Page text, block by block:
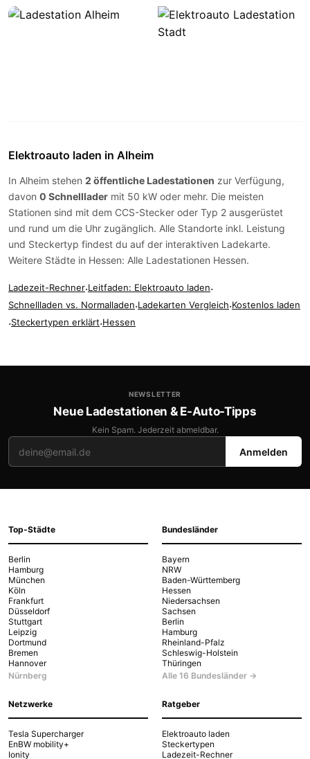
Elektroauto laden in Alheim
In Alheim stehen 2 öffentliche Ladestationen zur Verfügung,
davon 0 Schnelllader mit 50 kW oder mehr. Die meisten
Stationen sind mit dem CCS-Stecker oder Typ 2 ausgerüstet
und rund um die Uhr zugänglich. Alle Standorte inkl. Leistung
und Steckertyp findest du auf der interaktiven Ladekarte.
Weitere Städte in Hessen: Alle Ladestationen Hessen.
Ladezeit-Rechner·Leitfaden: Elektroauto laden·
Schnellladen vs. Normalladen·Ladekarten Vergleich·Kostenlos laden
·Steckertypen erklärt·Hessen
NEWSLETTER
Neue Ladestationen & E-Auto-Tipps
Kein Spam. Jederzeit abmeldbar.
Anmelden
Top-Städte
Berlin
Hamburg
München
Köln
Frankfurt
Düsseldorf
Stuttgart
Leipzig
Dortmund
Bremen
Hannover
Nürnberg
Bundesländer
Bayern
NRW
Baden-Württemberg
Hessen
Niedersachsen
Sachsen
Berlin
Hamburg
Rheinland-Pfalz
Schleswig-Holstein
Thüringen
Alle 16 Bundesländer →
Netzwerke
Tesla Supercharger
EnBW mobility+
Ionity
Ratgeber
Elektroauto laden
Steckertypen
Ladezeit-Rechner